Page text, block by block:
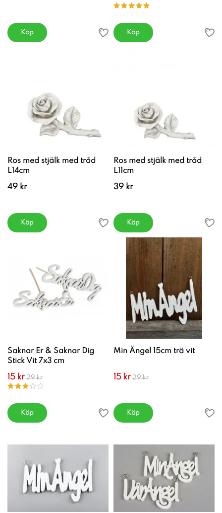
Köp Köp
Ros med stjälk med tråd
L14cm
49 kr
Köp
Ros med stjälk med tråd
L11cm
39 kr
Köp
Saknar Er & Saknar Dig
Stick Vit 7x3 cm
15 kr 29 kr
Köp
Min Ängel 15cm trä vit
15 kr 29 kr
Köp